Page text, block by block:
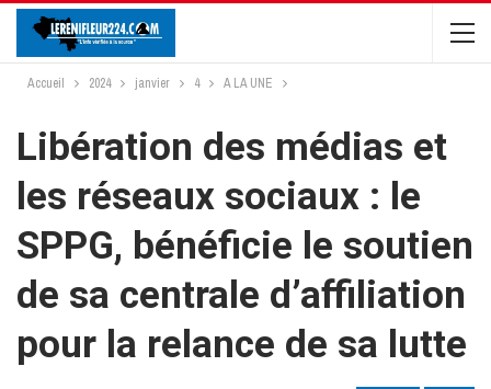
Accueil 2024 janvier 4 A LA UNE
Libération des médias et
les réseaux sociaux : le
SPPG, bénéficie le soutien
de sa centrale d’affiliation
pour la relance de sa lutte